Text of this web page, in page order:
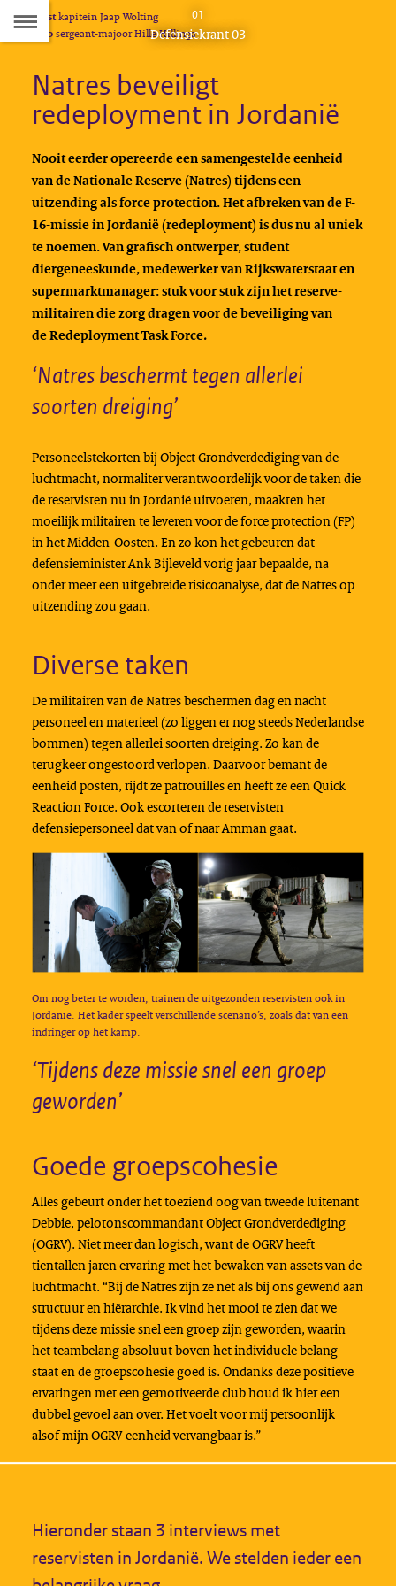
01
Dit
artikel
hoort
bij:
Defensiekrant 03
Tekstkapitein Jaap Wolting
Fotosergeant-majoor Hille Hillinga
Natres beveiligt
redeployment in Jordanië
Nooit eerder opereerde een samengestelde eenheid
van de Nationale Reserve (Natres) tijdens een
uitzending als force protection. Het afbreken van de F-
16-missie in Jordanië (redeployment) is dus nu al uniek
te noemen. Van grafisch ontwerper, student
diergeneeskunde, medewerker van Rijkswaterstaat en
supermarktmanager: stuk voor stuk zijn het reserve-
militairen die zorg dragen voor de beveiliging van
de Redeployment Task Force.
‘Natres beschermt tegen allerlei
soorten dreiging’
Personeelstekorten bij Object Grondverdediging van de
luchtmacht, normaliter verantwoordelijk voor de taken die
de reservisten nu in Jordanië uitvoeren, maakten het
moeilijk militairen te leveren voor de force protection (FP)
in het Midden-Oosten. En zo kon het gebeuren dat
defensieminister Ank Bijleveld vorig jaar bepaalde, na
onder meer een uitgebreide risicoanalyse, dat de Natres op
uitzending zou gaan.
Diverse taken
De militairen van de Natres beschermen dag en nacht
personeel en materieel (zo liggen er nog steeds Nederlandse
bommen) tegen allerlei soorten dreiging. Zo kan de
terugkeer ongestoord verlopen. Daarvoor bemant de
eenheid posten, rijdt ze patrouilles en heeft ze een Quick
Reaction Force. Ook escorteren de reservisten
defensiepersoneel dat van of naar Amman gaat.
Om nog beter te worden, trainen de uitgezonden reservisten ook in
Jordanië. Het kader speelt verschillende scenario’s, zoals dat van een
indringer op het kamp.
‘Tijdens deze missie snel een groep
geworden’
Goede groepscohesie
Alles gebeurt onder het toeziend oog van tweede luitenant
Debbie, pelotonscommandant Object Grondverdediging
(OGRV). Niet meer dan logisch, want de OGRV heeft
tientallen jaren ervaring met het bewaken van assets van de
luchtmacht. “Bij de Natres zijn ze net als bij ons gewend aan
structuur en hiërarchie. Ik vind het mooi te zien dat we
tijdens deze missie snel een groep zijn geworden, waarin
het teambelang absoluut boven het individuele belang
staat en de groepscohesie goed is. Ondanks deze positieve
ervaringen met een gemotiveerde club houd ik hier een
dubbel gevoel aan over. Het voelt voor mij persoonlijk
alsof mijn OGRV-eenheid vervangbaar is.”
Hieronder staan 3 interviews met
reservisten in Jordanië. We stelden ieder een
Naar
de
Inhoudsopgave